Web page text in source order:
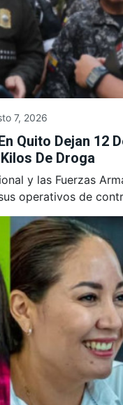
7, 2026
Quito Dejan 12
De Droga
y las Fuerzas
operativos de